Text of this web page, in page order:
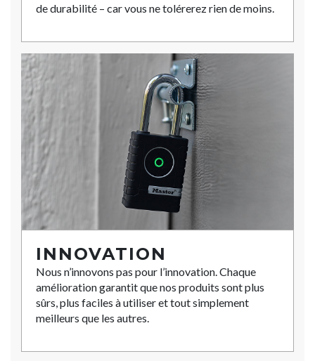
de durabilité – car vous ne tolérerez rien de moins.
INNOVATION
Nous n’innovons pas pour l’innovation. Chaque
amélioration garantit que nos produits sont plus
sûrs, plus faciles à utiliser et tout simplement
meilleurs que les autres.